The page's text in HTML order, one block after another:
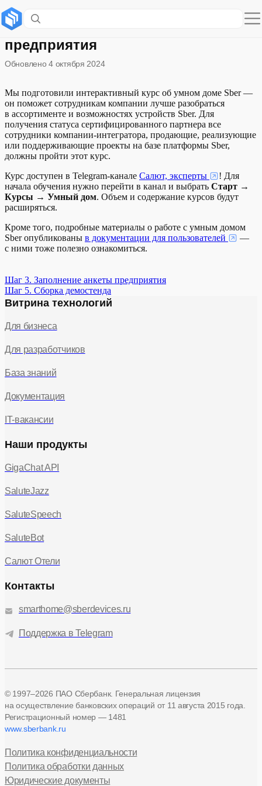
Шаг 4. Обучение сотрудников
предприятия
Обновлено 4 октября 2024
Мы подготовили интерактивный курс об умном доме Sber —
он поможет сотрудникам компании лучше разобраться
в ассортименте и возможностях устройств Sber. Для
получения статуса сертифицированного партнера все
сотрудники компании-интегратора, продающие, реализующие
или поддерживающие проекты на базе платформы Sber,
должны пройти этот курс.
Курс доступен в Telegram-канале Салют, эксперты
! Для
начала обучения нужно перейти в канал и выбрать Старт →
Курсы → Умный дом. Объем и содержание курсов будут
расширяться.
Кроме того, подробные материалы о работе с умным домом
Sber опубликованы в документации для пользователей
—
с ними тоже полезно ознакомиться.
Шаг 3. Заполнение анкеты предприятия
Шаг 5. Сборка демостенда
Витрина технологий
Для бизнеса
Для разработчиков
База знаний
Документация
IT-вакансии
Наши продукты
GigaChat API
SaluteJazz
SaluteSpeech
SaluteBot
Салют Отели
Контакты
smarthome@sberdevices.ru
Поддержка в Telegram
© 1997–2026 ПАО Сбербанк. Генеральная лицензия
на осуществление банковских операций от 11 августа 2015 года.
Регистрационный номер — 1481
www.sberbank.ru
Политика конфиденциальности
Политика обработки данных
Юридические документы